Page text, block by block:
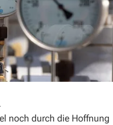
noch durch die Hoffnung